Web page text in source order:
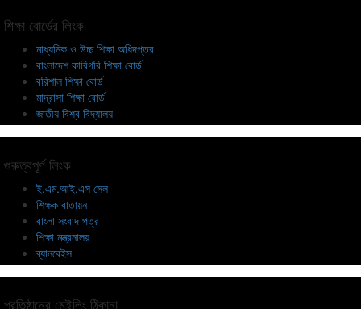
শিক্ষা বোর্ডের লিংক
মাধ্যমিক ও উচ্চ শিক্ষা অধিদপ্তর
বাংলাদেশ কারিগরি শিক্ষা বোর্ড
বরিশাল শিক্ষা বোর্ড
মাদ্রাসা শিক্ষা বোর্ড
জাতীয় বিশ্ব বিদ্যালয়
গুরুত্বপূর্ণ লিংক
ই.এম.আই.এস সেল
শিক্ষক বাতায়ন
বাংলা সংবাদ পত্র
শিক্ষা মন্ত্রনালয়
ব্যানবেইস
প্রতিষ্ঠানের মেইলিং ঠিকানা